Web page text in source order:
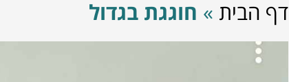
דף הבית » חוגגת בגדול